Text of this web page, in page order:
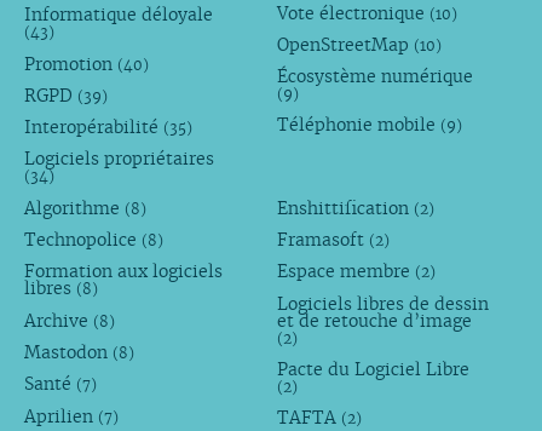
Informatique déloyale
(43)
Promotion (40)
RGPD (39)
Interopérabilité (35)
Logiciels propriétaires
(34)
Vote électronique (10)
OpenStreetMap (10)
Écosystème numérique
(9)
Téléphonie mobile (9)
Algorithme (8)
Technopolice (8)
Formation aux logiciels
libres (8)
Archive (8)
Mastodon (8)
Santé (7)
Aprilien (7)
Enshittification (2)
Framasoft (2)
Espace membre (2)
Logiciels libres de dessin
et de retouche d’image
(2)
Pacte du Logiciel Libre
(2)
TAFTA (2)